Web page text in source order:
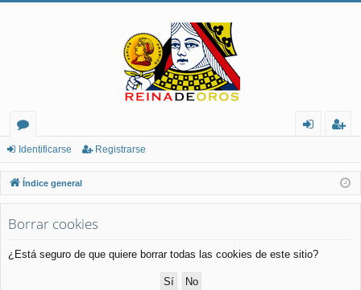
or
os
nt
ifi
rs
ist
ra
Identificarse Registrarse
Índice general
Borrar cookies
¿Está seguro de que quiere borrar todas las cookies de este sitio?